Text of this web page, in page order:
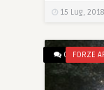
15 Lug, 2018
0 FORZE